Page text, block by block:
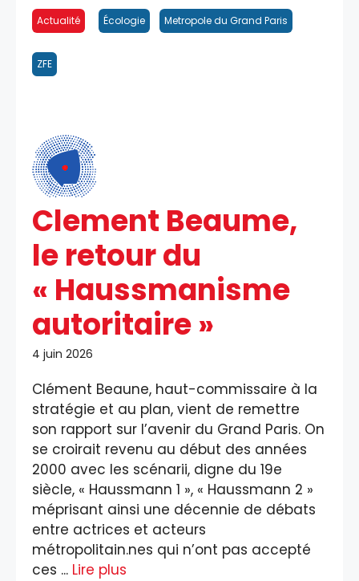
Actualité Écologie Metropole du Grand Paris
ZFE
Clement Beaume,
le retour du
« Haussmanisme
autoritaire »
4 juin 2026
Clément Beaune, haut-commissaire à la
stratégie et au plan, vient de remettre
son rapport sur l’avenir du Grand Paris. On
se croirait revenu au début des années
2000 avec les scénarii, digne du 19e
siècle, « Haussmann 1 », « Haussmann 2 »
méprisant ainsi une décennie de débats
entre actrices et acteurs
métropolitain.nes qui n’ont pas accepté
ces ... Lire plus